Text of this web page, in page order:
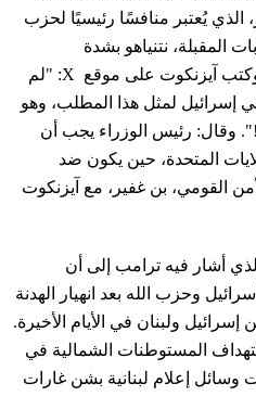
يُعتبر منافسًا رئيسيًا لحزب
المقبلة، نتنياهو بشدة
لـ"استسلامه" لمطالب ترامب. وكتب آيزنكوت على موقع X: "لم
لمثل هذا المطلب، وهو
رئيس الوزراء يجب أن
المتحدة، حين يكون ضد
القومي، بن غفير، مع آيزنكوت
أشار فيه ترامب إلى أن
وحزب الله بعد انهيار الهدنة
إسرائيل ولبنان في الأيام الأخيرة.
المستوطنات الشمالية في
وسائل إعلام لبنانية بشن غارات